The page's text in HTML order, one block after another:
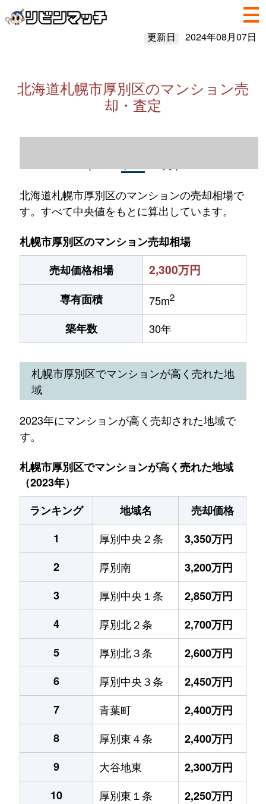
更新日 2024年08月07日
北海道札幌市厚別区のマンション売
却・査定
北海道札幌市厚別区のマンションの売却相場で
す。すべて中央値をもとに算出しています。
札幌市厚別区のマンション売却相場
売却価格相場
2,300万円
専有面積 75m2
築年数 30年
札幌市厚別区でマンションが高く売れた地
域
2023年にマンションが高く売却された地域で
す。
札幌市厚別区でマンションが高く売れた地域
（2023年）
ランキング
地域名
売却価格
1
厚別中央２条
3,350万円
2
厚別南
3,200万円
3
厚別中央１条
2,850万円
4
厚別北２条
2,700万円
5
厚別北３条
2,600万円
6
厚別中央３条
2,450万円
7
青葉町
2,400万円
8
厚別東４条
2,400万円
9
大谷地東
2,300万円
10
厚別東１条 2,250万円